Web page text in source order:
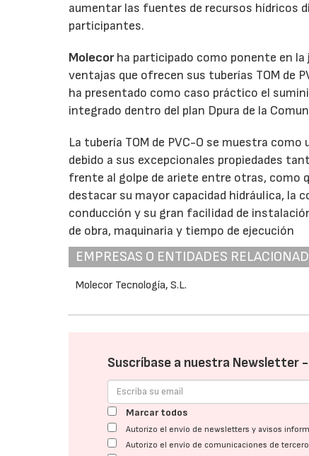
aumentar las fuentes de recursos hídricos
participantes.
Molecorha participado como ponente en la
ventajas que ofrecen sus tuberías TOM de
ha presentado como caso práctico el
integrado dentro del plan Dpura de la
La tubería TOM de PVC-O se muestra
debido a sus excepcionales propiedades
frente al golpe de ariete entre otras, como
destacar su mayor capacidad hidráulica, la
conducción y su gran facilidad de
de obra, maquinaria y tiempo de ejecución
EMPRESAS O ENTIDADES
Molecor Tecnología, S.L.
Suscríbase a nuestra Newsletter -
Marcar todos
Autorizo el envío de newsletters y avisos
Autorizo el envío de comunicaciones de